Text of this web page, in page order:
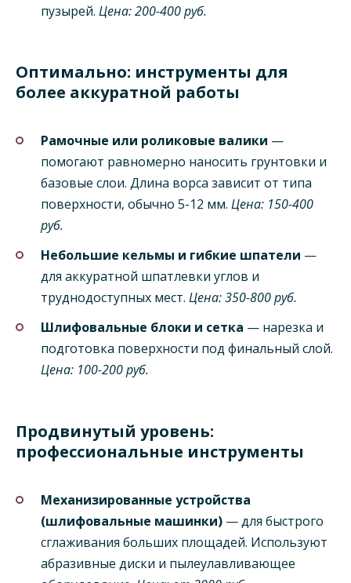
пузырей. Цена: 200-400 руб.
Оптимально: инструменты для
более аккуратной работы
Рамочные или роликовые валики —
помогают равномерно наносить грунтовки и
базовые слои. Длина ворса зависит от типа
поверхности, обычно 5-12 мм. Цена: 150-400
руб.
Небольшие кельмы и гибкие шпатели —
для аккуратной шпатлевки углов и
труднодоступных мест. Цена: 350-800 руб.
Шлифовальные блоки и сетка — нарезка и
подготовка поверхности под финальный слой.
Цена: 100-200 руб.
Продвинутый уровень:
профессиональные инструменты
Механизированные устройства
(шлифовальные машинки) — для быстрого
сглаживания больших площадей. Используют
абразивные диски и пылеулавливающее